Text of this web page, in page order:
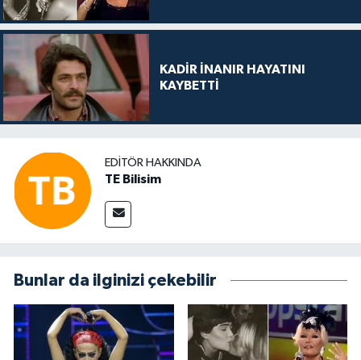
KADİR İNANIR HAYATINI
KAYBETTİ
EDITÖR HAKKINDA
TE Bilisim
Bunlar da ilginizi çekebilir